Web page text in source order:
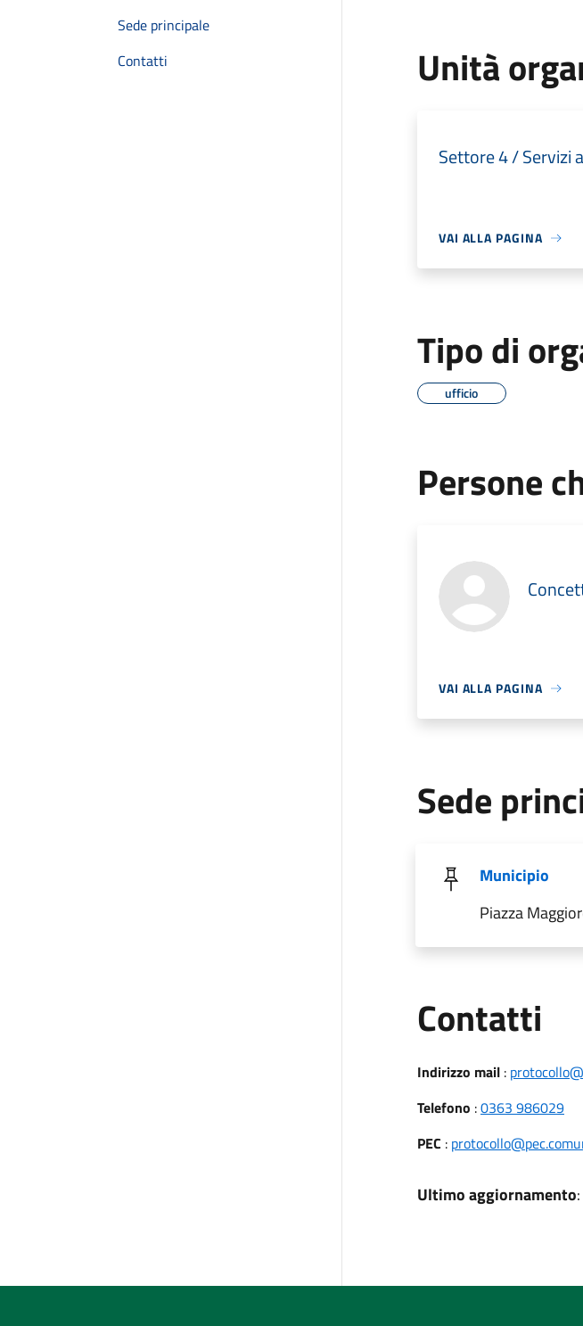
Sede principale
Contatti
Unità
Settore 4 / Servizi
VAI ALLA PAGINA
Tipo di
ufficio
Persone
VAI ALLA PAGINA
Sede
Municipio
Piazza
Contatti
Indirizzo mail:
Telefono :0363 986029
PEC :
Ultimo aggiornamento